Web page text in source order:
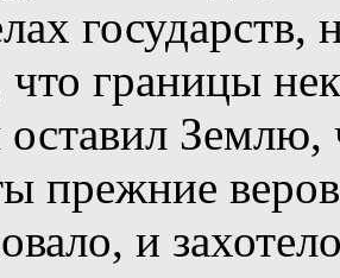
государств,
границы
оставил Землю,
прежние
и